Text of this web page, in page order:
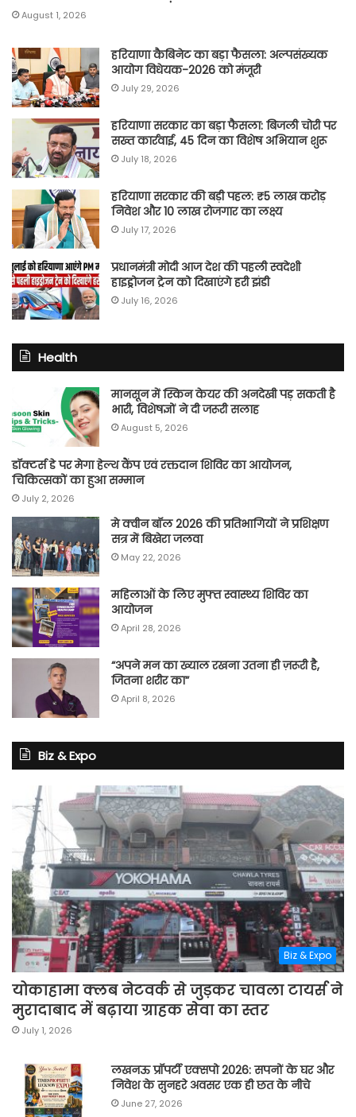
August 1, 2026
हरियाणा कैबिनेट का बड़ा फैसला: अल्पसंख्यक
आयोग विधेयक-2026 को मंजूरी
July 29, 2026
हरियाणा सरकार का बड़ा फैसला: बिजली चोरी पर
सख्त कार्रवाई, 45 दिन का विशेष अभियान शुरू
July 18, 2026
हरियाणा सरकार की बड़ी पहल: ₹5 लाख करोड़
निवेश और 10 लाख रोजगार का लक्ष्य
July 17, 2026
प्रधानमंत्री मोदी आज देश की पहली स्वदेशी
हाइड्रोजन ट्रेन को दिखाएंगे हरी झंडी
July 16, 2026
Health
मानसून में स्किन केयर की अनदेखी पड़ सकती है
भारी, विशेषज्ञों ने दी जरूरी सलाह
August 5, 2026
डॉक्टर्स डे पर मेगा हेल्थ कैंप एवं रक्तदान शिविर का आयोजन,
चिकित्सकों का हुआ सम्मान
July 2, 2026
मे क्वीन बॉल 2026 की प्रतिभागियों ने प्रशिक्षण
सत्र में बिखेरा जलवा
May 22, 2026
महिलाओं के लिए मुफ्त स्वास्थ्य शिविर का
आयोजन
April 28, 2026
“अपने मन का ख्याल रखना उतना ही ज़रूरी है,
जितना शरीर का”
April 8, 2026
Biz & Expo
Biz & Expo
योकाहामा क्लब नेटवर्क से जुड़कर चावला टायर्स ने
मुरादाबाद में बढ़ाया ग्राहक सेवा का स्तर
July 1, 2026
लखनऊ प्रॉपर्टी एक्सपो 2026: सपनों के घर और
निवेश के सुनहरे अवसर एक ही छत के नीचे
June 27, 2026